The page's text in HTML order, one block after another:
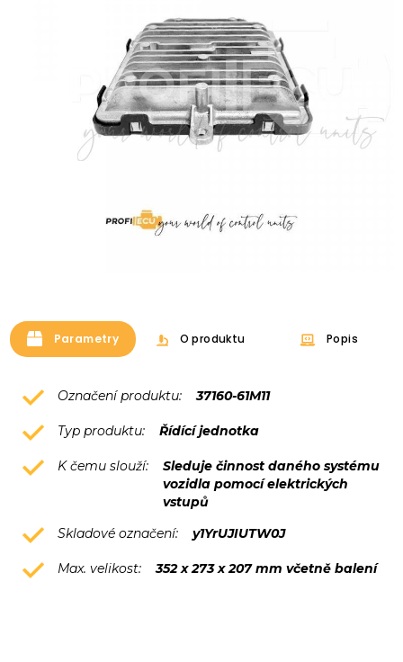
Parametry O produktu Popis
Označení produktu: 37160-61M11
Typ produktu: Řídící jednotka
K čemu slouží:
Sleduje činnost daného systému
vozidla pomocí elektrických
vstupů
Skladové označení:
y1YrUJIUTW0J
Max. velikost: 352 x 273 x 207 mm včetně balení